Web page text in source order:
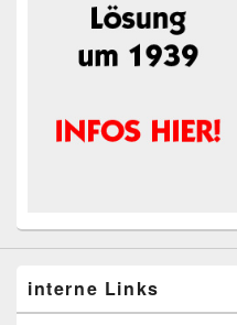
interne Links